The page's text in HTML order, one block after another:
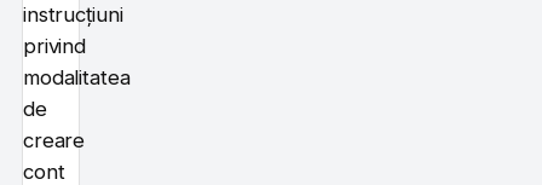
instrucțiuni
privind
modalitatea
de
creare
cont